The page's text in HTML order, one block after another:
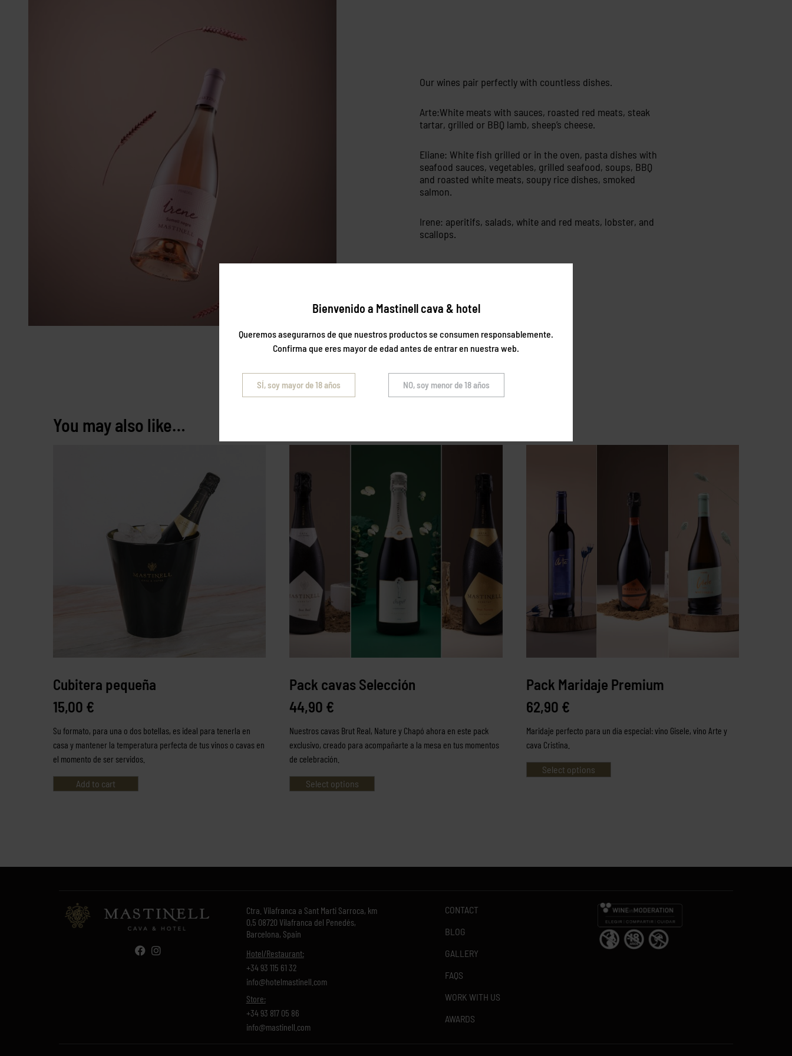
Our wines pair perfectly with countless dishes.
Arte:White meats with sauces, roasted red meats, steak
tartar, grilled or BBQ lamb, sheep’s cheese.
Eliane: White fish grilled or in the oven, pasta dishes with
seafood sauces, vegetables, grilled seafood, soups, BBQ
and roasted white meats, soupy rice dishes, smoked
salmon.
Irene: aperitifs, salads, white and red meats, lobster, and
scallops.
You may also like…
Cubitera pequeña
15,00 €
Su formato, para una o dos botellas, es ideal para tenerla en
casa y mantener la temperatura perfecta de tus vinos o cavas en
el momento de ser servidos.
Add to cart
Pack cavas Selección
44,90 €
Nuestros cavas Brut Real, Nature y Chapó ahora en este pack
exclusivo, creado para acompañarte a la mesa en tus momentos
de celebración.
Select options
Pack Maridaje Premium
62,90 €
Maridaje perfecto para un día especial: vino Gisele, vino Arte y
cava Cristina.
Select options
Ctra. Vilafranca a Sant Marti Sarroca, km
0,5 08720 Vilafranca del Penedés,
Barcelona, Spain
Hotel/Restaurant:
+34 93 115 61 32
info@hotelmastinell.com
Store:
+34 93 817 05 86
info@mastinell.com
CONTACT
BLOG
GALLERY
FAQS
WORK WITH US
AWARDS
Bienvenido a Mastinell cava & hotel
Queremos asegurarnos de que nuestros productos se consumen responsablemente.
Confirma que eres mayor de edad antes de entrar en nuestra web.
SÍ, soy mayor de 18 años NO, soy menor de 18 años